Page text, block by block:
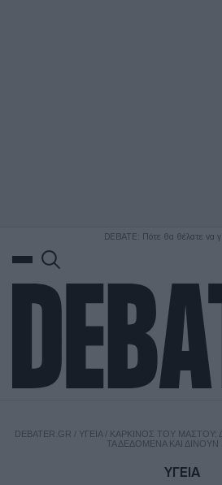
DEBATE: Πότε θα θέλατε να
DEBATER.GR / ΥΓΕΙΑ/ ΚΑΡΚΊΝΟΣ ΤΟΥ ΜΑΣΤΟΎ:
ΤΑ ΔΕΔΟΜΈΝΑ ΚΑΙ ΔΊΝΟΥΝ
ΥΓΕΙΑ